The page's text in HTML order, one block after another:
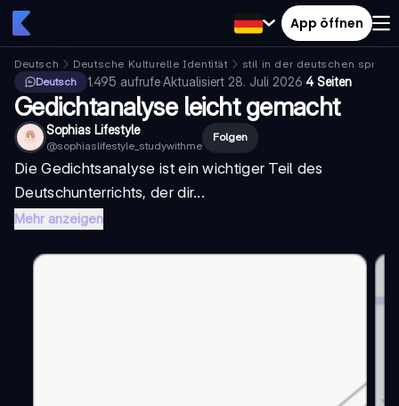
App öffnen
Deutsch Deutsche Kulturelle Identität
stil in der deutschen
Deutsch
1.495 aufrufe·Aktualisiert 28. Juli 2026·4 Seiten
Gedichtanalyse leicht gemacht
Sophias Lifestyle
@sophiaslifestyle_studywithme
Folgen
Die Gedichtsanalyse ist ein wichtiger Teil des
Deutschunterrichts, der dir...
Mehr anzeigen